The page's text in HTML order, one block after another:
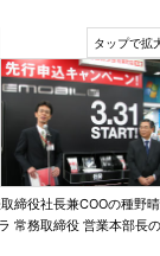
締役社長兼COOの種野
常務取締役 営業本部長